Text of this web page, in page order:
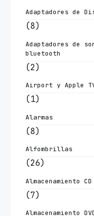
Adaptadores de
(8)
Adaptadores de
bluetooth
(2)
Airport y Apple
(1)
Alarmas
(8)
Alfombrillas
(26)
Almacenamiento CD
(7)
Almacenamiento